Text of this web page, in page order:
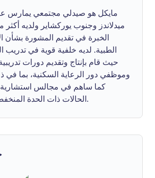
مايكل هو صيدلي مجتمعي يمارس
الخبرة في تقديم المشورة بشأن
الطبية. لديه خلفية قوية في تدريب
حيث قام بإنتاج وتقديم دورات
وموظفي دور الرعاية السكنية، بما
كما ساهم في مجالس استشارية
الحالات ذات الحدة المنخفضة في المجتمع.